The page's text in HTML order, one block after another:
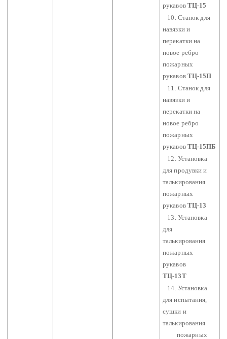
рукавов ТЦ-15
10. Станок для
навязки и
перекатки на
новое ребро
пожарных
рукавов ТЦ-15П
11. Станок для
навязки и
перекатки на
новое ребро
пожарных
рукавов ТЦ-15ПБ
12. Установка
для продувки и
талькирования
пожарных
рукавов ТЦ-13
13. Установка
для
талькирования
пожарных
рукавов
ТЦ-13Т
14. Установка
для испытания,
сушки и
талькирования
пожарных